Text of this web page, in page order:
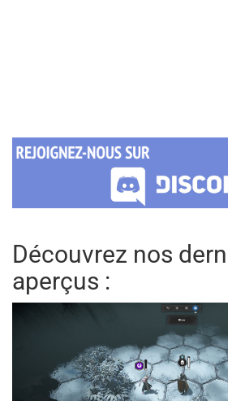
Découvrez nos
aperçus :